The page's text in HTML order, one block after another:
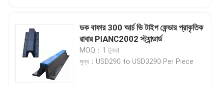
ডক বাফার 300 আর্চ ভি টাইপ ফেন্ডার প্রাকৃতিক
রাবার PIANC2002 স্ট্যান্ডার্ড
MOQ：1 টুকরা
মূল্য：USD290 to USD3290 Per Piece